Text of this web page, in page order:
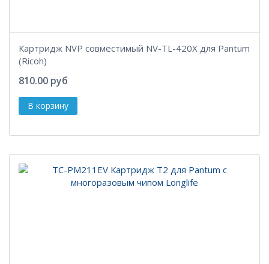
Картридж NVP совместимый NV-TL-420X для Pantum
(Ricoh)
810.00 руб